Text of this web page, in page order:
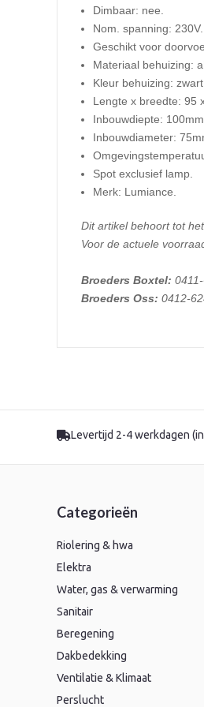
Dimbaar: nee.
Nom. spanning: 230V.
Geschikt voor
Materiaal behuizing:
Kleur behuizing: zwart.
Lengte x breedte: 95
Inbouwdiepte: 100mm.
Inbouwdiameter:
Spot exclusief lamp.
Merk: Lumiance.
Dit artikel behoort tot
Voor de actuele
Broeders Boxtel:
Broeders Oss: 0412-
Levertijd 2-4 werkdagen
Categorieën
Riolering & hwa
Elektra
Water, gas & verwarming
Sanitair
Beregening
Dakbedekking
Ventilatie & Klimaat
Perslucht